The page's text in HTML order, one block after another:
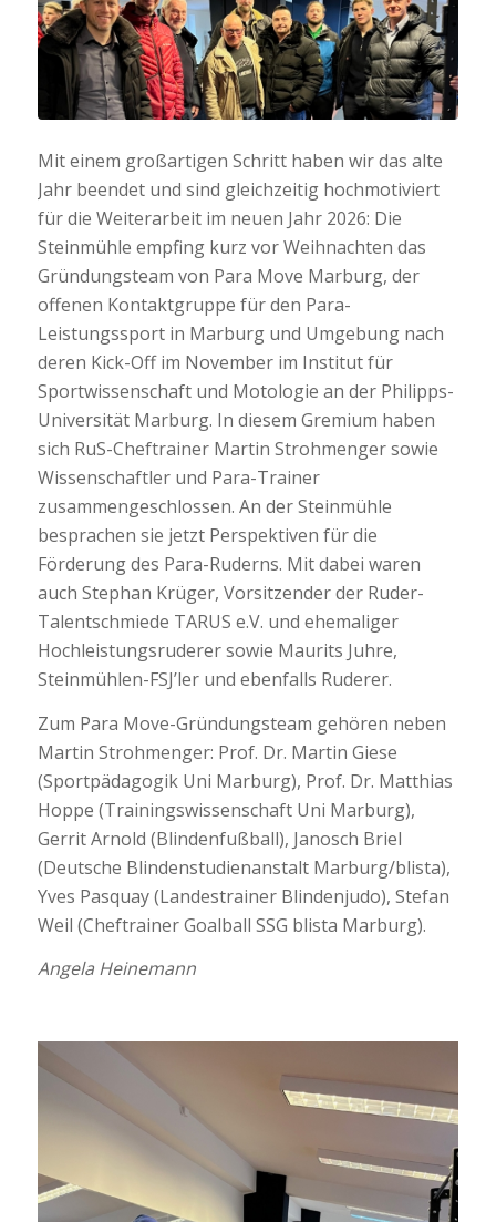
Mit einem großartigen Schritt haben wir das alte
Jahr beendet und sind gleichzeitig hochmotiviert
für die Weiterarbeit im neuen Jahr 2026: Die
Steinmühle empfing kurz vor Weihnachten das
Gründungsteam von Para Move Marburg, der
offenen Kontaktgruppe für den Para-
Leistungssport in Marburg und Umgebung nach
deren Kick-Off im November im Institut für
Sportwissenschaft und Motologie an der Philipps-
Universität Marburg. In diesem Gremium haben
sich RuS-Cheftrainer Martin Strohmenger sowie
Wissenschaftler und Para-Trainer
zusammengeschlossen. An der Steinmühle
besprachen sie jetzt Perspektiven für die
Förderung des Para-Ruderns. Mit dabei waren
auch Stephan Krüger, Vorsitzender der Ruder-
Talentschmiede TARUS e.V. und ehemaliger
Hochleistungsruderer sowie Maurits Juhre,
Steinmühlen-FSJ’ler und ebenfalls Ruderer.
Zum Para Move-Gründungsteam gehören neben
Martin Strohmenger: Prof. Dr. Martin Giese
(Sportpädagogik Uni Marburg), Prof. Dr. Matthias
Hoppe (Trainingswissenschaft Uni Marburg),
Gerrit Arnold (Blindenfußball), Janosch Briel
(Deutsche Blindenstudienanstalt Marburg/blista),
Yves Pasquay (Landestrainer Blindenjudo), Stefan
Weil (Cheftrainer Goalball SSG blista Marburg).
Angela Heinemann